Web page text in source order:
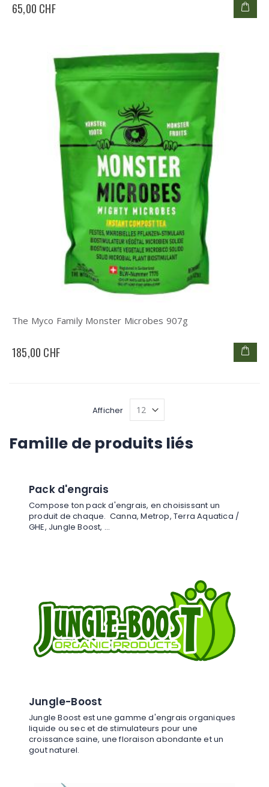
65,00 CHF
The Myco Family Monster Microbes 907g
185,00 CHF
Afficher
Famille de produits liés
Pack d'engrais
Compose ton pack d'engrais, en choisissant un
produit de chaque. Canna, Metrop, Terra Aquatica /
GHE, Jungle Boost, ...
Jungle-Boost
Jungle Boost est une gamme d'engrais organiques
liquide ou sec et de stimulateurs pour une
croissance saine, une floraison abondante et un
gout naturel.